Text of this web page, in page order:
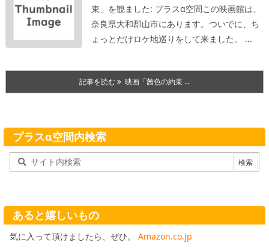
束」を観ました: プラスα空間この映画館は、
奈良県大和郡山市にあります。 ついでに、ち
ょっとだけロケ地巡りをして来ました。 ...
記事を読む 映画「茜色の約束 ...
プラスα空間内検索
あると嬉しいもの
気に入って頂けましたら、ぜひ。 Amazon.co.jp